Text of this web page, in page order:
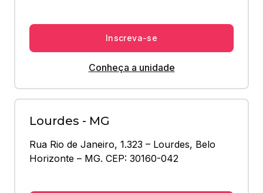
Inscreva-se
Conheça a unidade
Lourdes - MG
Rua Rio de Janeiro, 1.323 – Lourdes, Belo
Horizonte – MG. CEP: 30160-042